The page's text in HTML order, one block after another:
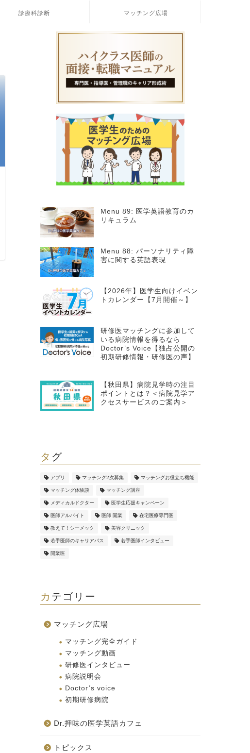
診療科診断 マッチング広場
Menu 89: 医学英語教育のカ
リキュラム
Menu 88: パーソナリティ障
害に関する英語表現
【2026年】医学生向けイベン
トカレンダー【7月開催～】
研修医マッチングに参加して
いる病院情報を得るなら
Doctor’s Voice【独占公開の
初期研修情報・研修医の声】
【秋田県】病院見学時の注目
ポイントとは？＜病院見学ア
クセスサービスのご案内＞
タグ
アプリ マッチング2次募集 マッチングお役立ち機能
マッチング体験談 マッチング講座
メディカルドクター 医学生応援キャンペーン
医師アルバイト 医師 開業 在宅医療専門医
教えて！シーメック 美容クリニック
若手医師のキャリアパス 若手医師インタビュー
開業医
カテゴリー
マッチング広場
マッチング完全ガイド
マッチング動画
研修医インタビュー
病院説明会
Doctor’s voice
初期研修病院
Dr.押味の医学英語カフェ
トピックス